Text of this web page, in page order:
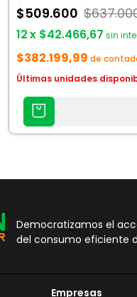
$509.600
12x $42.466,67 sin
$382.199,99 de
Últimas unidades
AGREGAR
CARRITO
Democratizamos el
del consumo eficiente
Empresas